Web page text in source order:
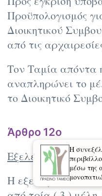
Προϋπολογισμός
Διοικητικού
από τις
Τον Ταμία απόντα
αναπληρώνει το
το Διοικητικό
Άρθρο 12ο
Εξελεγκτική
Η εξελεγκτική
Η
μέσω της